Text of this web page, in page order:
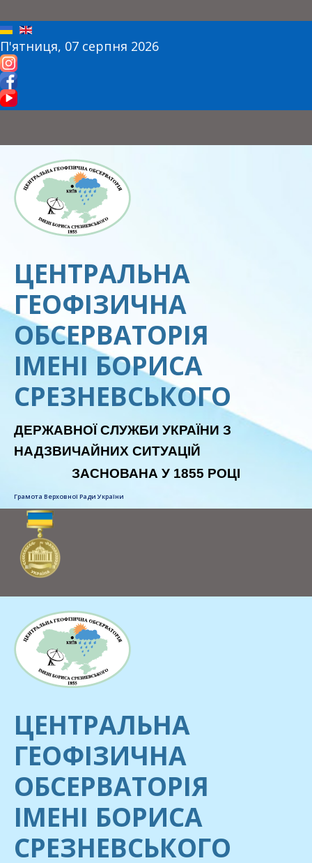
П'ятниця, 07 серпня 2026
ЦЕНТРАЛЬНА
ГЕОФІЗИЧНА
ОБСЕРВАТОРІЯ
ІМЕНІ БОРИСА
СРЕЗНЕВСЬКОГО
ДЕРЖАВНОЇ СЛУЖБИ УКРАЇНИ З
НАДЗВИЧАЙНИХ СИТУАЦІЙ
ЗАСНОВАНА У 1855 РОЦІ
Грамота Верховної Ради України
ЦЕНТРАЛЬНА
ГЕОФІЗИЧНА
ОБСЕРВАТОРІЯ
ІМЕНІ БОРИСА
СРЕЗНЕВСЬКОГО